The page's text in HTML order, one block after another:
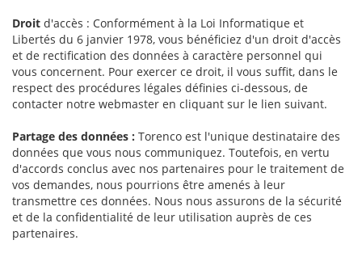
Droit d'accès : Conformément à la Loi Informatique et
Libertés du 6 janvier 1978, vous bénéficiez d'un droit d'accès
et de rectification des données à caractère personnel qui
vous concernent. Pour exercer ce droit, il vous suffit, dans le
respect des procédures légales définies ci-dessous, de
contacter notre webmaster en cliquant sur le lien suivant.
Partage des données : Torenco est l'unique destinataire des
données que vous nous communiquez. Toutefois, en vertu
d'accords conclus avec nos partenaires pour le traitement de
vos demandes, nous pourrions être amenés à leur
transmettre ces données. Nous nous assurons de la sécurité
et de la confidentialité de leur utilisation auprès de ces
partenaires.